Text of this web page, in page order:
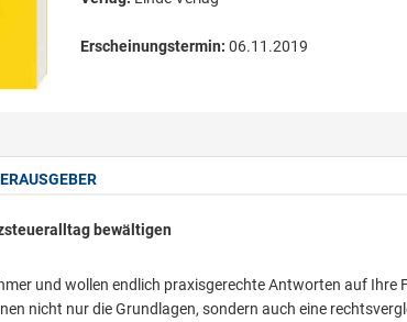
Erscheinungstermin: 06.11.2019
bewältigen
und wollen endlich praxisgerechte Antworten auf Ihre
nicht nur die Grundlagen, sondern auch eine